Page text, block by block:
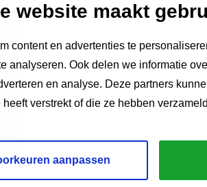
website maakt
content en advertenties te
analyseren. Ook delen we informatie
en analyse. Deze partners
verstrekt of die ze hebben
aanpassen